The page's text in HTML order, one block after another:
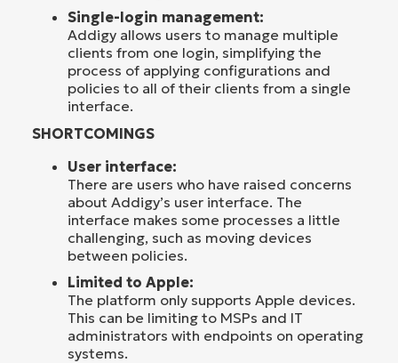
Single-login management:
Addigy allows users to manage multiple
clients from one login, simplifying the
process of applying configurations and
policies to all of their clients from a single
interface.
SHORTCOMINGS
User interface:
There are users who have raised concerns
about Addigy’s user interface. The
interface makes some processes a little
challenging, such as moving devices
between policies.
Limited to Apple:
The platform only supports Apple devices.
This can be limiting to MSPs and IT
administrators with endpoints on operating
systems.